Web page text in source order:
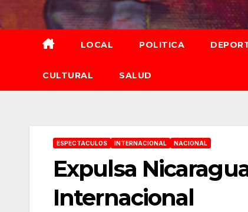
al
contenido
LOCAL POLITICA
CULTURAL SALUD
ESPECTACULOS INTERNACIONAL NACIONAL
Expulsa
Internacional